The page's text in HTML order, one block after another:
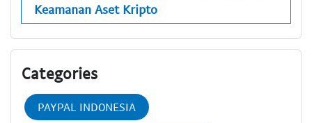
Keamanan Aset Kripto
Categories
PAYPAL INDONESIA